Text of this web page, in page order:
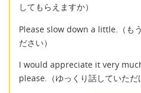
してもらえますか）
Please slow down a little.（も
ださい）
I would appreciate it very
please.（ゆっくり話していただ